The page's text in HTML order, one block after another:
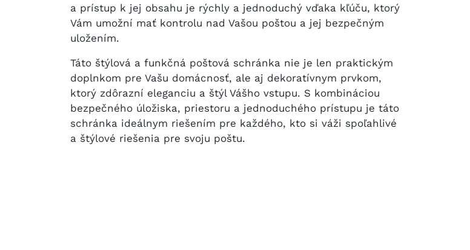
a prístup k jej obsahu je rýchly a jednoduchý vďaka kľúču, ktorý
Vám umožní mať kontrolu nad Vašou poštou a jej bezpečným
uložením.
Táto štýlová a funkčná poštová schránka nie je len praktickým
doplnkom pre Vašu domácnosť, ale aj dekoratívnym prvkom,
ktorý zdôrazní eleganciu a štýl Vášho vstupu. S kombináciou
bezpečného úložiska, priestoru a jednoduchého prístupu je táto
schránka ideálnym riešením pre každého, kto si váži spoľahlivé
a štýlové riešenia pre svoju poštu.